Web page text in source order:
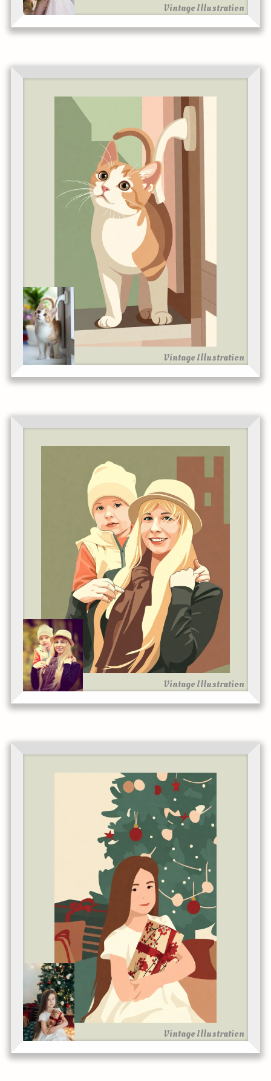
Vintage Illustration
Vintage Illustration
Vintage Illustration
Vintage Illustration